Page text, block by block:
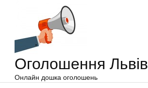
Оголошення Львів
Онлайн дошка оголошень